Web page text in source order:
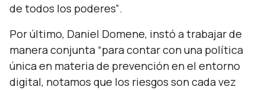
de todos los poderes”.
Por último, Daniel Domene, instó a trabajar de
manera conjunta “para contar con una política
única en materia de prevención en el entorno
digital, notamos que los riesgos son cada vez